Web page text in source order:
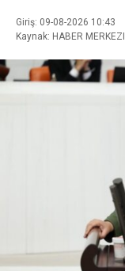
Giriş: 09-08-2026 10:43
Kaynak: HABER MERKEZI